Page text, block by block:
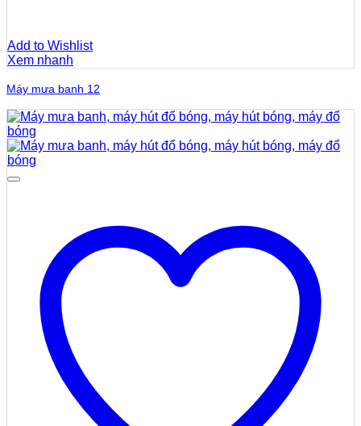
Add to Wishlist
Xem nhanh
Máy mưa banh 12